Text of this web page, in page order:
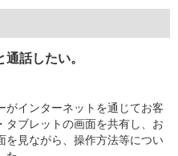
話したい。
がインターネットを通じてお客
タブレットの画面を共有し、お
を見ながら、操作方法等につい